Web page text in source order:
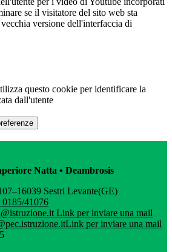
se il visitatore del sito web sta
versione dell'interfaccia di
questo cookie per identificare la
dall'utente
Natta • Deambrosis
Sestri Levante(GE)
41076
Link per inviare una mail
Link per inviare una mail